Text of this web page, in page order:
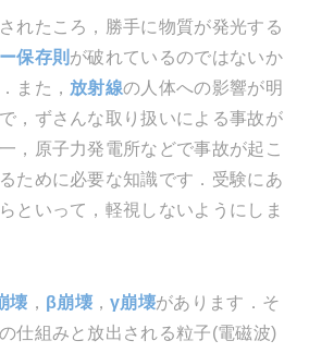
れたころ，勝手に物質が発光する
保存則 が破れているのではないか
また， 放射線の人体への影響が明
，ずさんな取り扱いによる事故が
，原子力発電所などで事故が起こ
ために必要な知識です．受験にあ
といって，軽視しないようにしま
壊 ， β崩壊，γ崩壊があります．そ
仕組みと放出される粒子(電磁波)